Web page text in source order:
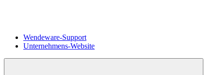
Wendeware-Support
Unternehmens-Website